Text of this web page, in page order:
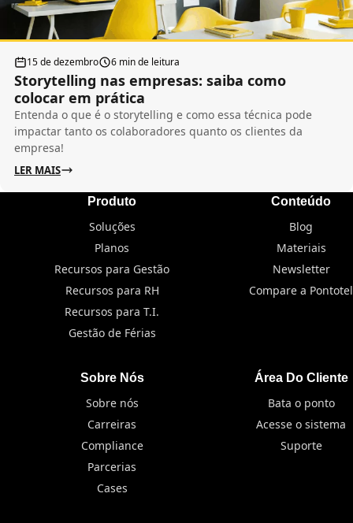
15 de dezembro 6 min de leitura
Storytelling nas empresas: saiba como
colocar em prática
Entenda o que é o storytelling e como essa técnica pode
impactar tanto os colaboradores quanto os clientes da
empresa!
LER MAIS
Produto
Soluções
Planos
Recursos para Gestão
Recursos para RH
Recursos para T.I.
Gestão de Férias
Conteúdo
Blog
Materiais
Newsletter
Compare a Pontotel
Sobre Nós
Sobre nós
Carreiras
Compliance
Parcerias
Cases
Área Do Cliente
Bata o ponto
Acesse o sistema
Suporte